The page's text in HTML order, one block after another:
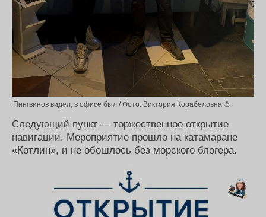
Пингвинов видел, в офисе был / Фото: Виктория Корабеловна ⚓
Следующий пункт — торжественное открытие
навигации. Мероприятие прошло на катамаране
«Котлин», и не обошлось без морского блогера.